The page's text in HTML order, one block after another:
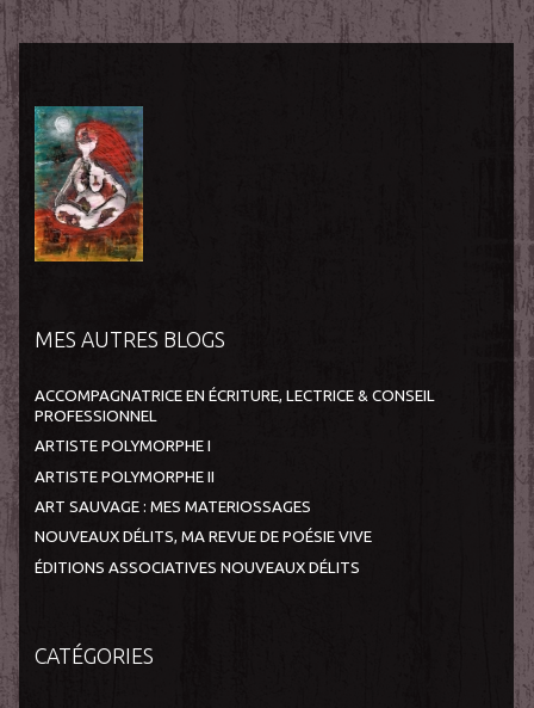
MES AUTRES BLOGS
ACCOMPAGNATRICE EN ÉCRITURE, LECTRICE & CONSEIL
PROFESSIONNEL
ARTISTE POLYMORPHE I
ARTISTE POLYMORPHE II
ART SAUVAGE : MES MATERIOSSAGES
NOUVEAUX DÉLITS, MA REVUE DE POÉSIE VIVE
ÉDITIONS ASSOCIATIVES NOUVEAUX DÉLITS
CATÉGORIES